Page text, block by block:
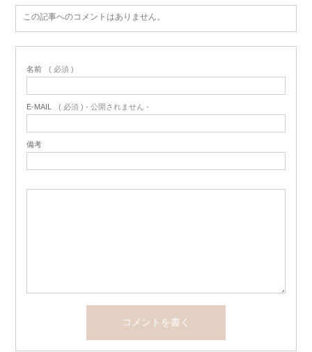
この記事へのコメントはありません。
名前 ( 必須 )
E-MAIL ( 必須 ) - 公開されません -
備考